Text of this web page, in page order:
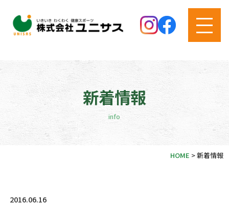
新着情報
info
HOME >新着情報
2016.06.16